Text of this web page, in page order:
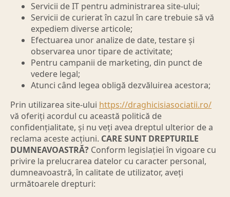
Servicii de IT pentru administrarea site-ului;
Servicii de curierat în cazul în care trebuie să vă
expediem diverse articole;
Efectuarea unor analize de date, testare și
observarea unor tipare de activitate;
Pentru campanii de marketing, din punct de
vedere legal;
Atunci când legea obligă dezvăluirea acestora;
Prin utilizarea site-ului https://draghicisiasociatii.ro/
vă oferiți acordul cu această politică de
confidențialitate, și nu veți avea dreptul ulterior de a
reclama aceste acțiuni. CARE SUNT DREPTURILE
DUMNEAVOASTRĂ? Conform legislației în vigoare cu
privire la prelucrarea datelor cu caracter personal,
dumneavoastră, în calitate de utilizator, aveți
următoarele drepturi: